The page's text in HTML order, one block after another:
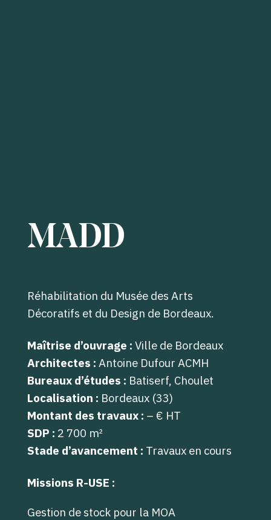
MADD
Réhabilitation du Musée des Arts
Décoratifs et du Design de Bordeaux.
Maîtrise d’ouvrage : Ville de Bordeaux
Architectes : Antoine Dufour ACMH
Bureaux d’études : Batiserf, Choulet
Localisation : Bordeaux (33)
Montant des travaux : – € HT
SDP : 2 700 m²
Stade d’avancement : Travaux en cours
Missions R-USE :
Gestion de stock pour la MOA